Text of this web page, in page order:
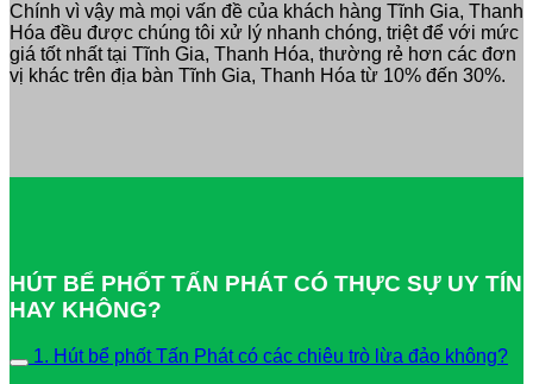
Chính vì vậy mà mọi vấn đề của khách hàng Tĩnh Gia, Thanh
Hóa đều được chúng tôi xử lý nhanh chóng, triệt để với mức
giá tốt nhất tại Tĩnh Gia, Thanh Hóa, thường rẻ hơn các đơn
vị khác trên địa bàn Tĩnh Gia, Thanh Hóa từ 10% đến 30%.
HÚT BỂ PHỐT TẤN PHÁT CÓ THỰC SỰ UY TÍN
HAY KHÔNG?
1. Hút bể phốt Tấn Phát có các chiêu trò lừa đảo không?